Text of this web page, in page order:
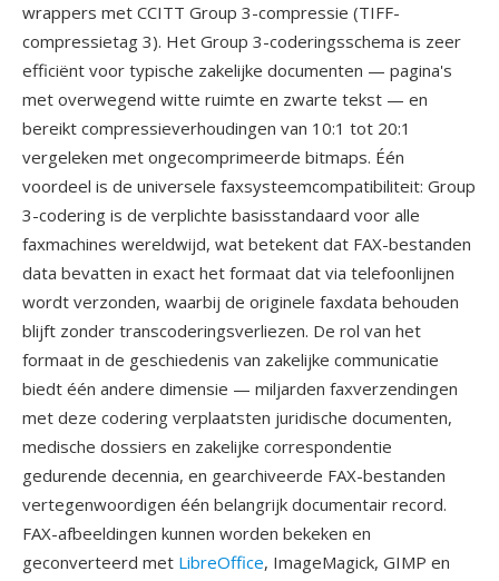
wrappers met CCITT Group 3-compressie (TIFF-
compressietag 3). Het Group 3-coderingsschema is zeer
efficiënt voor typische zakelijke documenten — pagina's
met overwegend witte ruimte en zwarte tekst — en
bereikt compressieverhoudingen van 10:1 tot 20:1
vergeleken met ongecomprimeerde bitmaps. Één
voordeel is de universele faxsysteemcompatibiliteit: Group
3-codering is de verplichte basisstandaard voor alle
faxmachines wereldwijd, wat betekent dat FAX-bestanden
data bevatten in exact het formaat dat via telefoonlijnen
wordt verzonden, waarbij de originele faxdata behouden
blijft zonder transcoderingsverliezen. De rol van het
formaat in de geschiedenis van zakelijke communicatie
biedt één andere dimensie — miljarden faxverzendingen
met deze codering verplaatsten juridische documenten,
medische dossiers en zakelijke correspondentie
gedurende decennia, en gearchiveerde FAX-bestanden
vertegenwoordigen één belangrijk documentair record.
FAX-afbeeldingen kunnen worden bekeken en
geconverteerd met LibreOffice, ImageMagick, GIMP en